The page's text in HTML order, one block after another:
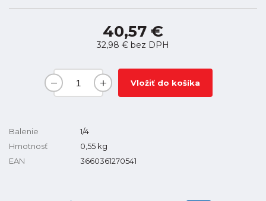
40,57 €
32,98 € bez DPH
Vložiť do košíka
Balenie
1/4
Hmotnosť
0,55 kg
EAN
3660361270541